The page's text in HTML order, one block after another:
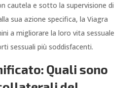
cautela e sotto la supervisione di
sua azione specifica, la Viagra
a migliorare la loro vita sessuale
sessuali più soddisfacenti.
Quali sono